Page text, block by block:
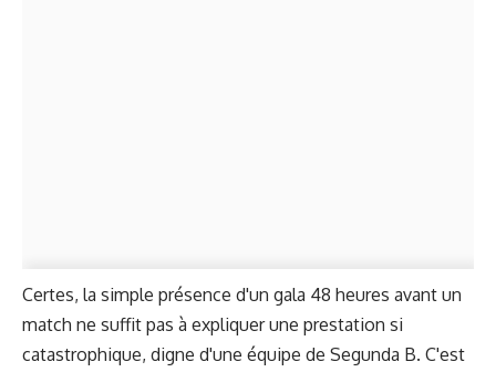
Certes, la simple présence d'un gala 48 heures avant un
match ne suffit pas à expliquer une prestation si
catastrophique, digne d'une équipe de Segunda B. C'est